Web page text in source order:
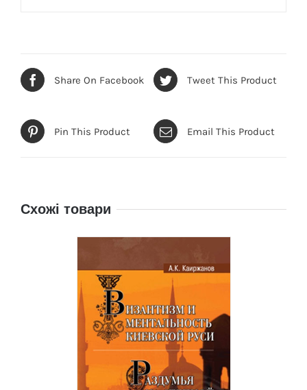
Share On Facebook Tweet This Product
Pin This Product Email This Product
Схожі товари